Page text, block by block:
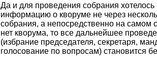
Да и для проведения собрания
информацию о кворуме не через
собрания, а непосредственно на самом
нет кворума, то все дальнейшее
(избрание председателя, секретаря,
голосование по вопросам) становится